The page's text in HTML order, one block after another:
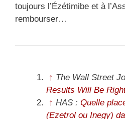
toujours l’Ézétimibe et à
rembourser…
↑ The Wall Street
Results Will Be
↑ HAS : Quelle
(Ezetrol ou Inegy)